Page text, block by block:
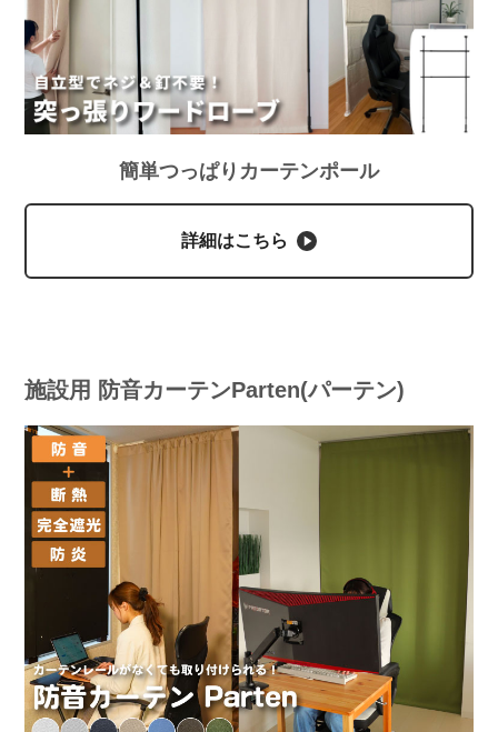
簡単つっぱりカーテンポール
詳細はこちら
施設用 防音カーテンParten(パーテン)